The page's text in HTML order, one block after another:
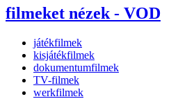
filmeket nézek - VOD
játékfilmek
kisjátékfilmek
dokumentumfilmek
TV-filmek
werkfilmek